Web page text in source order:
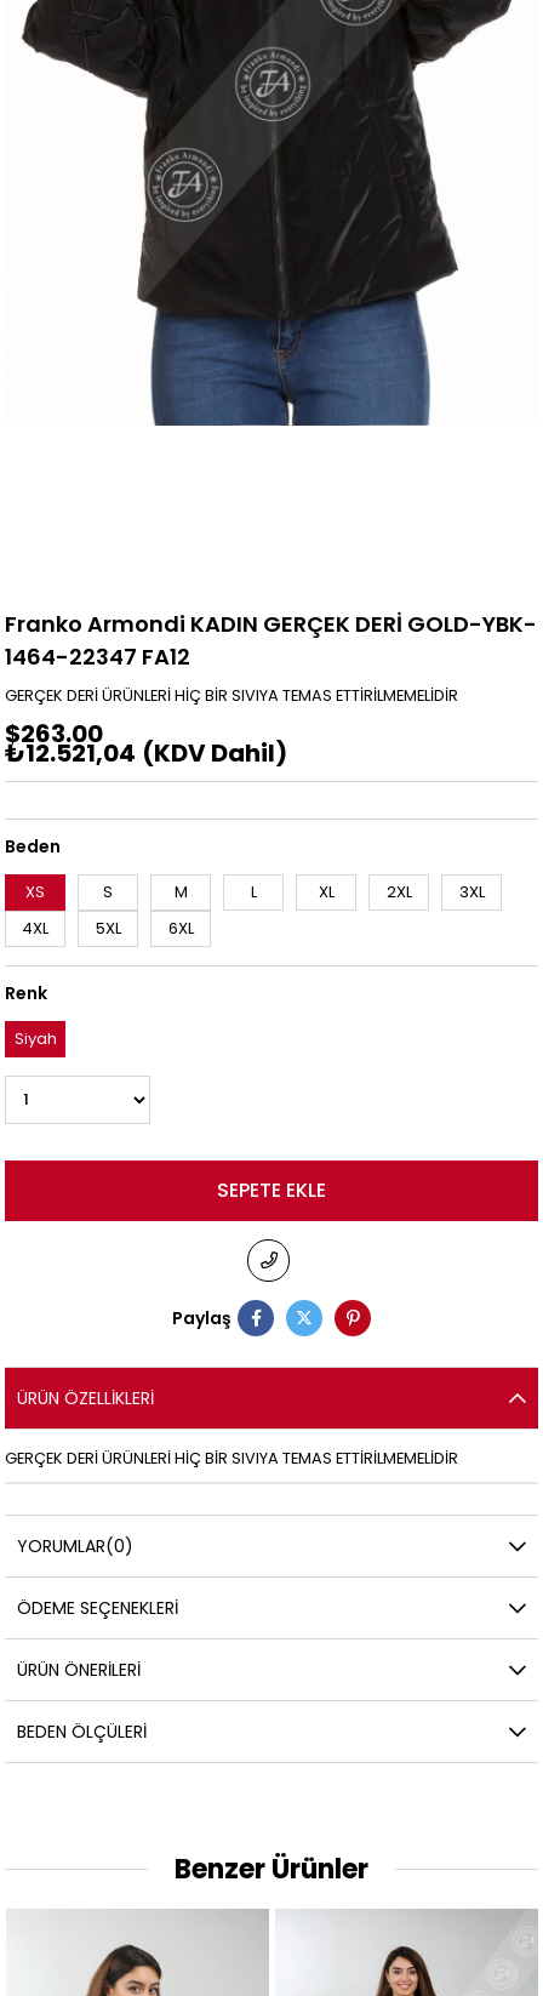
Franko Armondi KADIN GERÇEK DERİ GOLD-YBK-
1464-22347 FA12
GERÇEK DERİ ÜRÜNLERİ HİÇ BİR SIVIYA TEMAS ETTİRİLMEMELİDİR
$263.00
₺12.521,04 (KDV Dahil)
Beden
XS S M L XL 2XL
3XL
4XL
5XL 6XL
Renk
Siyah
Paylaş
ÜRÜN ÖZELLIKLERI
GERÇEK DERİ ÜRÜNLERİ HİÇ BİR SIVIYA TEMAS ETTİRİLMEMELİDİR
YORUMLAR(0)
ÖDEME SEÇENEKLERI
ÜRÜN ÖNERILERI
BEDEN ÖLÇÜLERI
Benzer Ürünler